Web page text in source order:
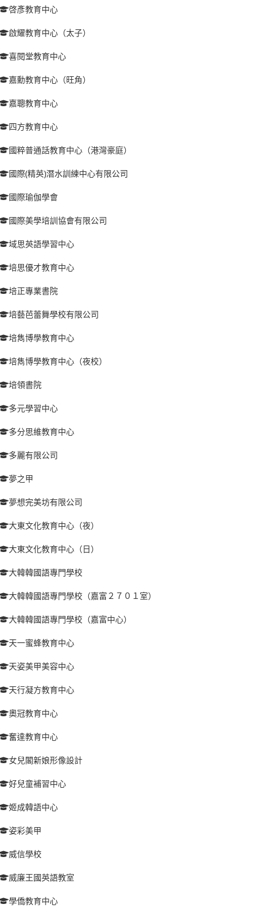
啓彥教育中心
啟耀教育中心（太子）
喜閱堂教育中心
嘉勳教育中心（旺角）
嘉聰教育中心
四方教育中心
國粹普通話教育中心（港灣豪庭）
國際(精英)潛水訓練中心有限公司
國際瑜伽學會
國際美學培訓協會有限公司
域思英語學習中心
培思優才教育中心
培正專業書院
培藝芭蕾舞學校有限公司
培雋博學教育中心
培雋博學教育中心（夜校）
培領書院
多元學習中心
多分思維教育中心
多麗有限公司
夢之甲
夢想完美坊有限公司
大東文化教育中心（夜）
大東文化教育中心（日）
大韓韓國語專門學校
大韓韓國語專門學校（嘉富２７０１室）
大韓韓國語專門學校（嘉富中心）
天一蜜蜂教育中心
天姿美甲美容中心
天行凝方教育中心
奧冠教育中心
奮達教育中心
女兒閣新娘形像設計
好兒童補習中心
姬成韓語中心
姿彩美甲
威信學校
威廉王國英語教室
學僑教育中心